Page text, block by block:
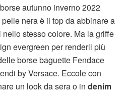
autunno inverno 2022
pelle nera è il top da abbinare a
nello stesso colore. Ma la griffe
evergreen per renderli più
borse baguette Fendace
by Versace. Eccole con
un look da sera o in denim